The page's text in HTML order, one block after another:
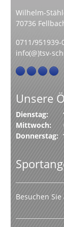
Wilhelm-
70736
0711/951939-
info(@)tsv-
Unsere
Dienstag:
Mittwoch:
Donnerstag:
Besuchen